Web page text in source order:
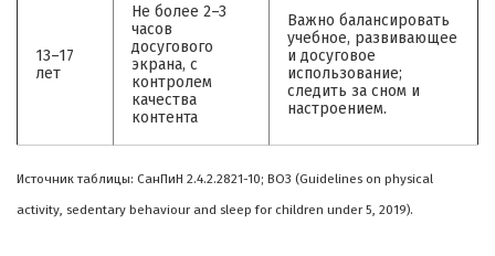
13–17
лет
Не более 2–3
часов
досугового
экрана, с
контролем
качества
контента
Важно балансировать
учебное, развивающее
и досуговое
использование;
следить за сном и
настроением.
Источник таблицы: СанПиН 2.4.2.2821-10; ВОЗ (Guidelines on physical
activity, sedentary behaviour and sleep for children under 5, 2019).